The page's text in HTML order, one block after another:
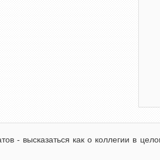
- высказаться как о коллегии в